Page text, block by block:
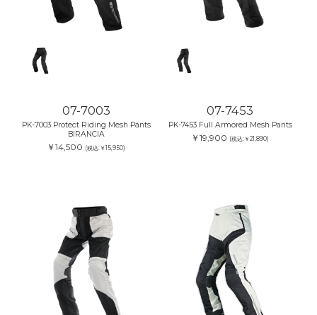
07-7003
PK-7003 Protect Riding Mesh Pants
BIRANCIA
￥14,500 (税込:￥15,950)
07-7453
PK-7453 Full Armored Mesh Pants
￥19,900 (税込:￥21,890)